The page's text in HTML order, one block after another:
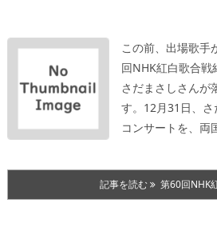
この前、出場歌手
回NHK紅白歌合戦
さだまさしさんが
す。 12月31日、
コンサートを、両
記事を読む 第60回NHK